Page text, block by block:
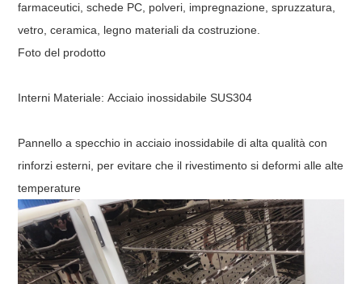
farmaceutici, schede PC, polveri, impregnazione, spruzzatura,
vetro, ceramica, legno materiali da costruzione.
Foto del prodotto
Interni Materiale:Acciaio inossidabile SUS304
Pannello a specchio in acciaio inossidabile di alta qualità con
rinforzi esterni, per evitare che il rivestimento si deformi alle alte
temperature